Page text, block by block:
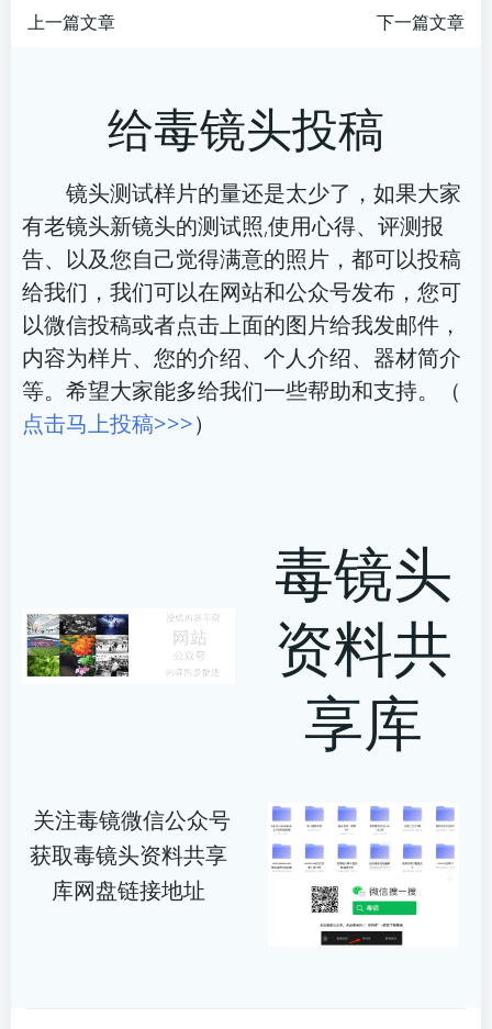
文
航
上一篇文章
导
航
下一篇文章
给毒镜头投稿
镜头测试样片的量还是太少了，如果大家
有老镜头新镜头的测试照,使用心得、评测报
告、以及您自己觉得满意的照片，都可以投稿
给我们，我们可以在网站和公众号发布，您可
以微信投稿或者点击上面的图片给我发邮件，
内容为样片、您的介绍、个人介绍、器材简介
等。希望大家能多给我们一些帮助和支持。（
点击马上投稿>>>）
毒镜头
资料共
享库
关注毒镜微信公众号
获取毒镜头资料共享
库网盘链接地址